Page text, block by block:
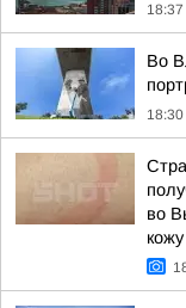
18:37
Во
18:30
во